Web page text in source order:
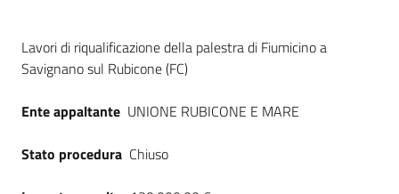
site
su
Dati del bando
Lavori di riqualificazione della palestra di Fiumicino a
Savignano sul Rubicone (FC)
Ente appaltante UNIONE RUBICONE E MARE
Stato procedura Chiuso